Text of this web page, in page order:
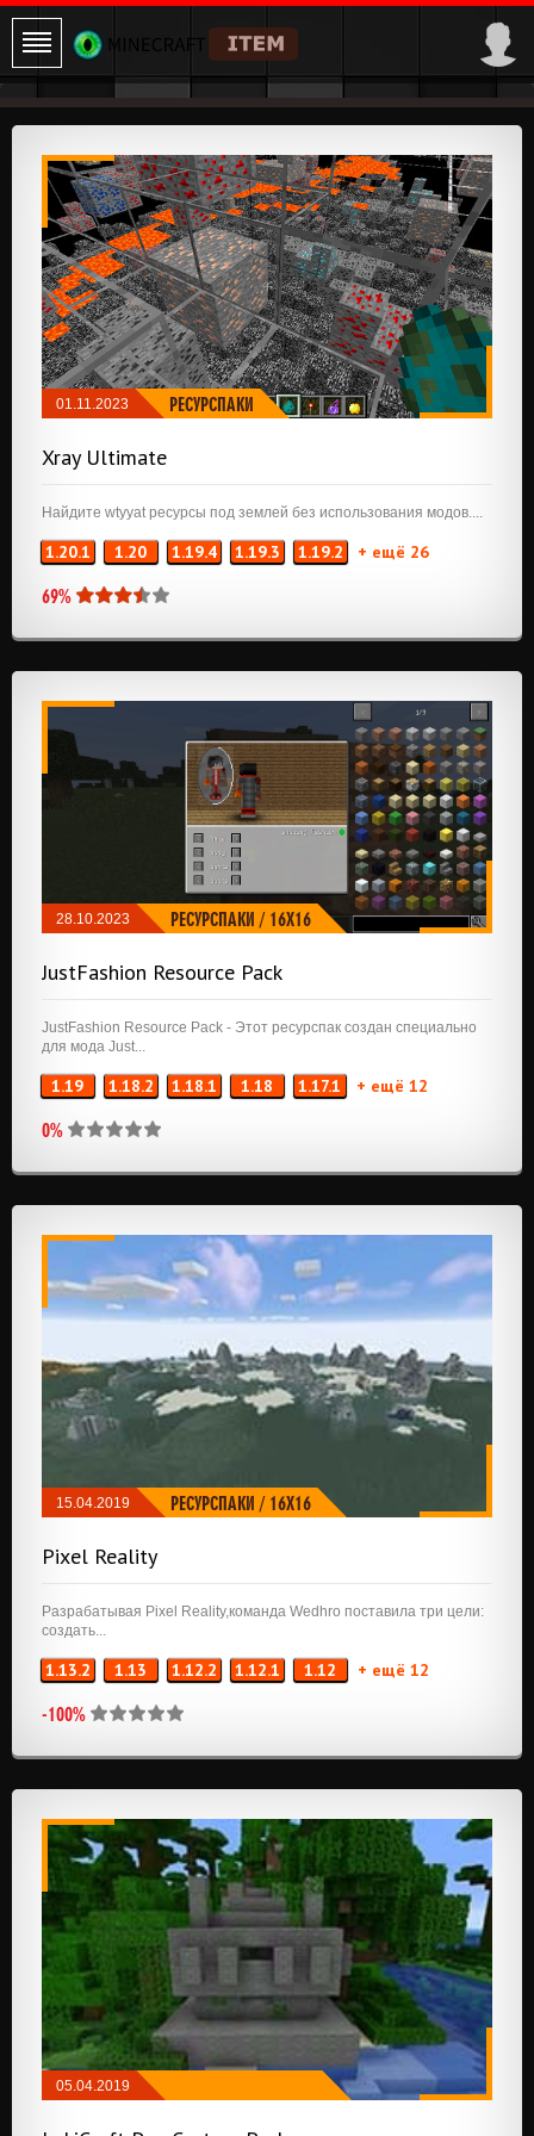
01.11.2023 РЕСУРСПАКИ
Xray Ultimate
Найдите wtyyat ресурсы под землей без использования модов....
1.20.1 1.20 1.19.4 1.19.3 1.19.2 + ещё 26
69%
28.10.2023 РЕСУРСПАКИ / 16X16
JustFashion Resource Pack
JustFashion Resource Pack - Этот ресурспак создан специально
для мода Just...
1.19 1.18.2 1.18.1 1.18 1.17.1 + ещё 12
0%
15.04.2019 РЕСУРСПАКИ / 16X16
Pixel Reality
Разрабатывая Pixel Reality,команда Wedhro поставила три цели:
создать...
1.13.2 1.13 1.12.2 1.12.1 1.12 + ещё 12
-100%
05.04.2019